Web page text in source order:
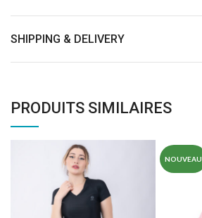
SHIPPING & DELIVERY
PRODUITS SIMILAIRES
NOUVEAU